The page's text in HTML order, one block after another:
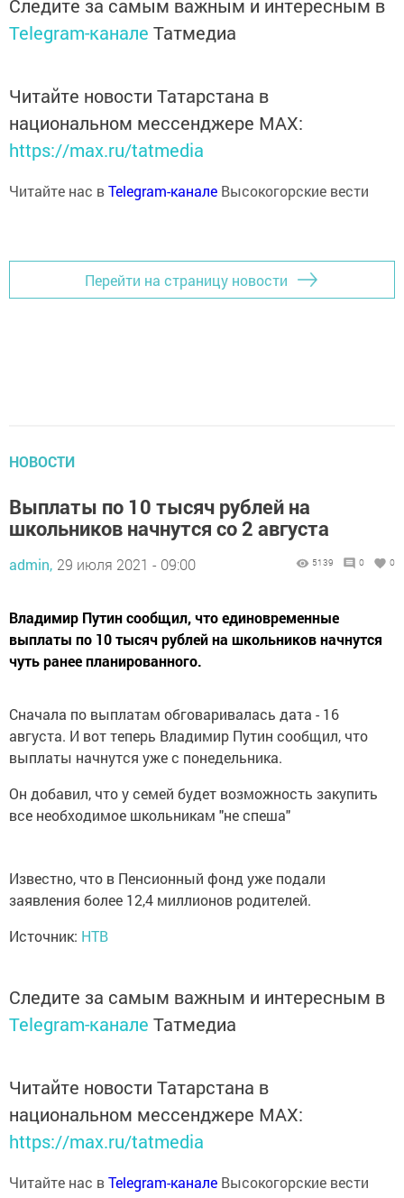
Следите за самым важным и интересным в
Telegram-канале Татмедиа
Читайте новости Татарстана в
национальном мессенджере MАХ:
https://max.ru/tatmedia
Читайте нас вTelegram-канале Высокогорские вести
Перейти на страницу новости
НОВОСТИ
Выплаты по 10 тысяч рублей на
школьников начнутся со 2 августа
admin, 29 июля 2021 - 09:00 5139 0 0
Владимир Путин сообщил, что единовременные
выплаты по 10 тысяч рублей на школьников начнутся
чуть ранее планированного.
Сначала по выплатам обговаривалась дата - 16
августа. И вот теперь Владимир Путин сообщил, что
выплаты начнутся уже с понедельника.
Он добавил, что у семей будет возможность закупить
все необходимое школьникам "не спеша"
Известно, что в Пенсионный фонд уже подали
заявления более 12,4 миллионов родителей.
Источник: НТВ
Следите за самым важным и интересным в
Telegram-канале Татмедиа
Читайте новости Татарстана в
национальном мессенджере MАХ:
https://max.ru/tatmedia
Читайте нас вTelegram-канале Высокогорские вести